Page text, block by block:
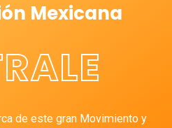
Mexicana
de este gran Movimiento y